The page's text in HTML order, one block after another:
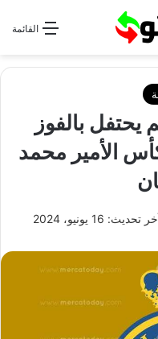
القائمة
يحتفل بالفوز
الأمير محمد
تحديث: 16 يونيو، 2024